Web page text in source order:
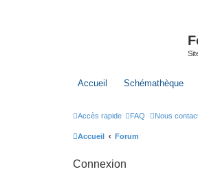
Accueil Schémathèque
Accès rapide FAQ Nous
Accueil Forum
Connexion